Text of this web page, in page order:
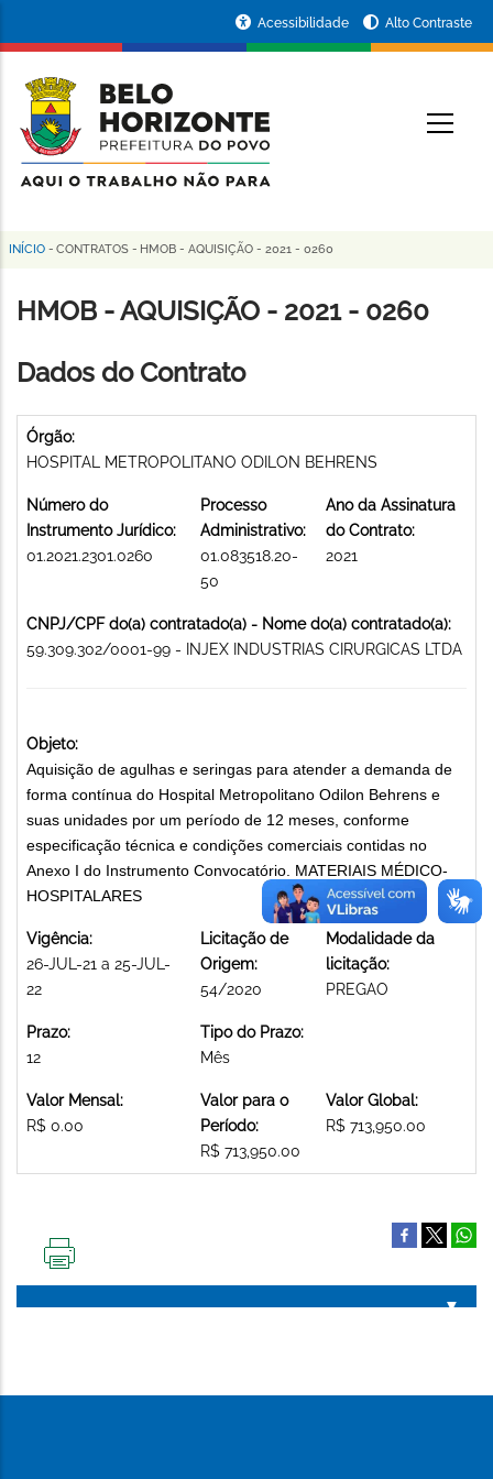
conteúdo
principal
da
Prefeitura
de
Horizonte
Acessibilidade Alto Contraste
Trilha
de
INÍCIO - CONTRATOS - HMOB - AQUISIÇÃO - 2021 - 0260
HMOB - AQUISIÇÃO - 2021 - 0260
Dados do Contrato
Órgão:
HOSPITAL METROPOLITANO ODILON BEHRENS
Número do
Instrumento Jurídico:
01.2021.2301.0260
Processo
Administrativo:
01.083518.20-
50
Ano da Assinatura
do Contrato:
2021
CNPJ/CPF do(a) contratado(a) - Nome do(a) contratado(a):
59.309.302/0001-99 - INJEX INDUSTRIAS CIRURGICAS LTDA
Objeto:
Aquisição de agulhas e seringas para atender a demanda de
forma contínua do Hospital Metropolitano Odilon Behrens e
suas unidades por um período de 12 meses, conforme
especificação técnica e condições comerciais contidas no
Anexo I do Instrumento Convocatório. MATERIAIS MÉDICO-
HOSPITALARES
Vigência:
26-JUL-21 a 25-JUL-
22
Licitação de
Origem:
54/2020
Modalidade da
licitação:
PREGAO
Prazo:
12
Tipo do Prazo:
Mês
Valor Mensal:
R$ 0.00
Valor para o
Período:
R$ 713,950.00
Valor Global:
R$ 713,950.00
PÁGINA